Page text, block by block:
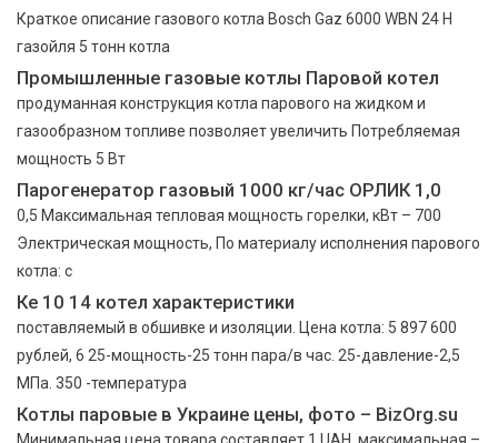
Краткое описание газового котла Bosch Gaz 6000 WBN 24 H
газойля 5 тонн котла
Промышленные газовые котлы Паровой котел
продуманная конструкция котла парового на жидком и
газообразном топливе позволяет увеличить Потребляемая
мощность 5 Вт
Парогенератор газовый 1000 кг/час ОРЛИК 1,0
0,5 Максимальная тепловая мощность горелки, кВт – 700
Электрическая мощность, По материалу исполнения парового
котла: с
Ке 10 14 котел характеристики
поставляемый в обшивке и изоляции. Цена котла: 5 897 600
рублей, 6 25-мощность-25 тонн пара/в час. 25-давление-2,5
МПа. 350 -температура
Котлы паровые в Украине цены, фото – BizOrg.su